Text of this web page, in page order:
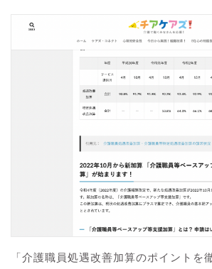
「介護職員処遇改善加算のポイントを